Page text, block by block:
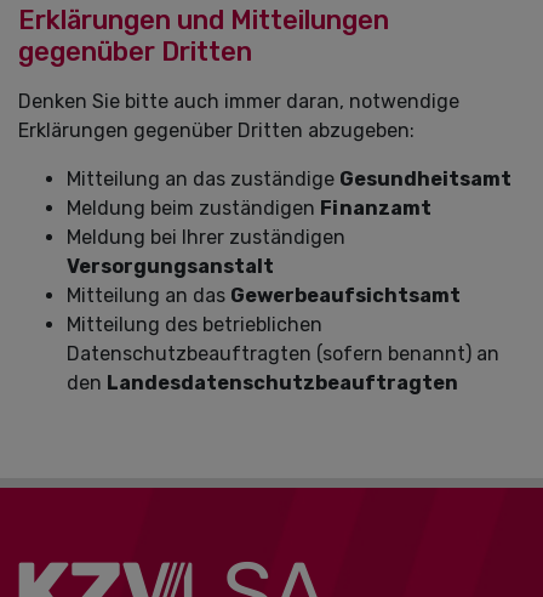
Erklärungen und Mitteilungen
gegenüber Dritten
Denken Sie bitte auch immer daran, notwendige
Erklärungen gegenüber Dritten abzugeben:
Mitteilung an das zuständige Gesundheitsamt
Meldung beim zuständigen Finanzamt
Meldung bei Ihrer zuständigen
Versorgungsanstalt
Mitteilung an das Gewerbeaufsichtsamt
Mitteilung des betrieblichen
Datenschutzbeauftragten (sofern benannt) an
den Landesdatenschutzbeauftragten